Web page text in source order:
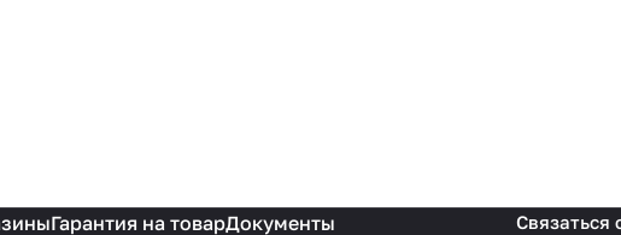
Гарантия на товарДокументы Связаться